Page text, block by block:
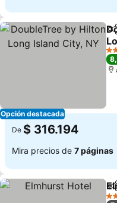
Opción destacada
4
De $ 316.194
Mira precios de 7 páginas
3